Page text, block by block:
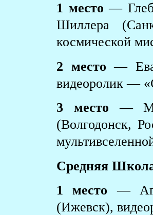
1 место —
Шиллера
космической
2 место —
видеоролик —
3 место —
(Волгодонск,
Средняя
1 место —
(Ижевск),